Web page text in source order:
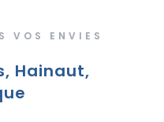
VOS ENVIES
Hainaut,